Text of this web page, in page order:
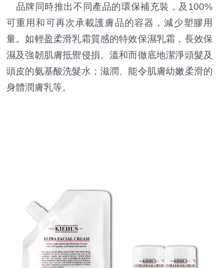
品牌同時推出不同產品的環保補充裝，及100%
可重用和可再次承載護膚品的容器，減少塑膠用
量。如輕盈柔滑乳霜質感的特效保濕乳霜，長效保
濕及強韌肌膚抵禦侵損。溫和而徹底地潔淨頭髮及
頭皮的氨基酸洗髮水；滋潤、能令肌膚幼嫩柔滑的
身體潤膚乳等。